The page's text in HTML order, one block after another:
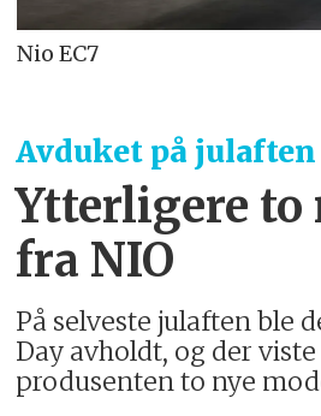
Nio EC7
Avduket på julaften
Ytterligere to
fra NIO
På selveste julaften ble
Day avholdt, og der
produsenten to nye